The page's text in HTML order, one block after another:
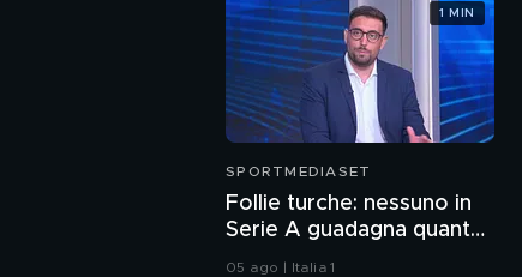
SPORTMEDIASET
Follie turche: nessuno in
Serie A guadagna quanto
Salah al Trabzonspor
05 ago | Italia 1
1 MIN